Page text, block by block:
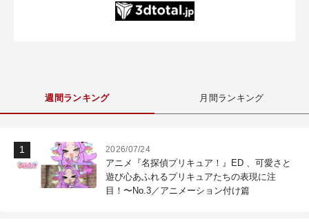
週間ランキング 月間ランキング
2026/07/24
アニメ『名探偵プリキュア！』ED 、可愛さと
遊び心あふれるプリキュアたちの表現に注
目！〜No.3／アニメーション付け篇